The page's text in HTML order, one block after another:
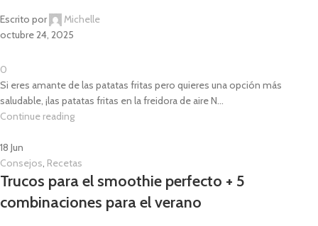
Escrito por
Michelle
octubre 24, 2025
0
Si eres amante de las patatas fritas pero quieres una opción más
saludable, ¡las patatas fritas en la freidora de aire N...
Continue reading
18 Jun
Consejos Recetas
Trucos para el smoothie perfecto + 5
combinaciones para el verano